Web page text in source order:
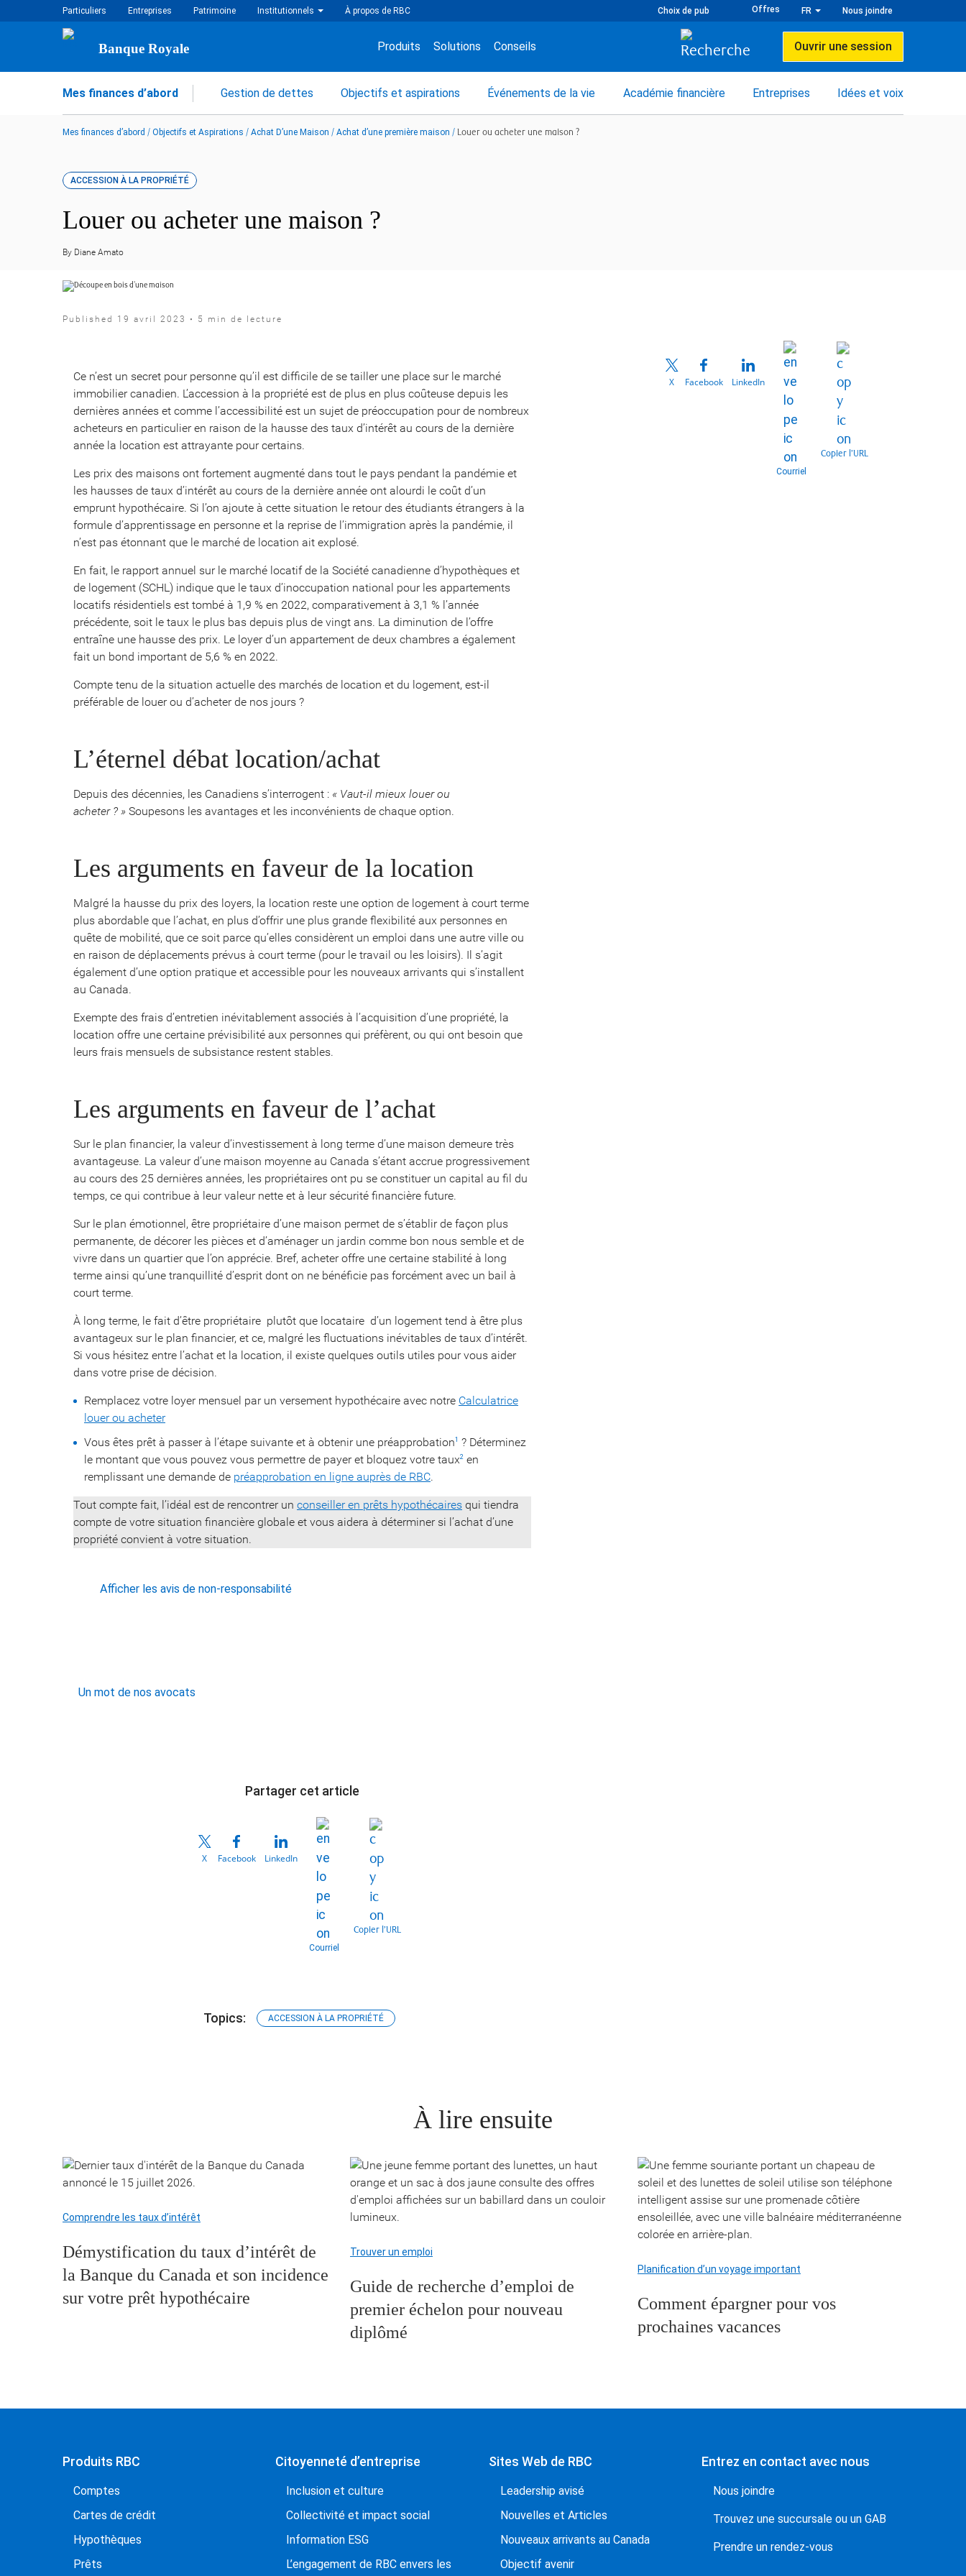
Particuliers Entreprises Patrimoine Institutionnels À propos de RBC Choix de pub Offres FR Nous joindre
Banque Royale Produits Solutions Conseils Ouvrir une session
Mes finances d’abord Gestion de dettes Objectifs et aspirations Événements de la vie Académie financière Entreprises Idées et voix
Mes finances d’abord / Objectifs et Aspirations / Achat D’une Maison / Achat d’une première maison / Louer ou acheter une maison ?
ACCESSION À LA PROPRIÉTÉ
Louer ou acheter une maison ?
By Diane Amato
Published 19 avril 2023 • 5 min de lecture
Ce n’est un secret pour personne qu’il est difficile de se tailler une place sur le marché
immobilier canadien. L’accession à la propriété est de plus en plus coûteuse depuis les
dernières années et comme l’accessibilité est un sujet de préoccupation pour de nombreux
acheteurs en particulier en raison de la hausse des taux d’intérêt au cours de la dernière
année la location est attrayante pour certains.
Les prix des maisons ont fortement augmenté dans tout le pays pendant la pandémie et
les hausses de taux d’intérêt au cours de la dernière année ont alourdi le coût d’un
emprunt hypothécaire. Si l’on ajoute à cette situation le retour des étudiants étrangers à la
formule d’apprentissage en personne et la reprise de l’immigration après la pandémie, il
n’est pas étonnant que le marché de location ait explosé.
En fait, le rapport annuel sur le marché locatif de la Société canadienne d’hypothèques et
de logement (SCHL) indique que le taux d’inoccupation national pour les appartements
locatifs résidentiels est tombé à 1,9 % en 2022, comparativement à 3,1 % l’année
précédente, soit le taux le plus bas depuis plus de vingt ans. La diminution de l’offre
entraîne une hausse des prix. Le loyer d’un appartement de deux chambres a également
fait un bond important de 5,6 % en 2022.
Compte tenu de la situation actuelle des marchés de location et du logement, est-il
préférable de louer ou d’acheter de nos jours ?
L’éternel débat location/achat
Depuis des décennies, les Canadiens s’interrogent : « Vaut-il mieux louer ou
acheter ? » Soupesons les avantages et les inconvénients de chaque option.
Les arguments en faveur de la location
Malgré la hausse du prix des loyers, la location reste une option de logement à court terme
plus abordable que l’achat, en plus d’offrir une plus grande flexibilité aux personnes en
quête de mobilité, que ce soit parce qu’elles considèrent un emploi dans une autre ville ou
en raison de déplacements prévus à court terme (pour le travail ou les loisirs). Il s’agit
également d’une option pratique et accessible pour les nouveaux arrivants qui s’installent
au Canada.
Exempte des frais d’entretien inévitablement associés à l’acquisition d’une propriété, la
location offre une certaine prévisibilité aux personnes qui préfèrent, ou qui ont besoin que
leurs frais mensuels de subsistance restent stables.
Les arguments en faveur de l’achat
Sur le plan financier, la valeur d’investissement à long terme d’une maison demeure très
avantageuse. La valeur d’une maison moyenne au Canada s’étant accrue progressivement
au cours des 25 dernières années, les propriétaires ont pu se constituer un capital au fil du
temps, ce qui contribue à leur valeur nette et à leur sécurité financière future.
Sur le plan émotionnel, être propriétaire d’une maison permet de s’établir de façon plus
permanente, de décorer les pièces et d’aménager un jardin comme bon nous semble et de
vivre dans un quartier que l’on apprécie. Bref, acheter offre une certaine stabilité à long
terme ainsi qu’une tranquillité d’esprit dont on ne bénéficie pas forcément avec un bail à
court terme.
À long terme, le fait d’être propriétaire  plutôt que locataire  d’un logement tend à être plus
avantageux sur le plan financier, et ce, malgré les fluctuations inévitables de taux d’intérêt.
Si vous hésitez entre l’achat et la location, il existe quelques outils utiles pour vous aider
dans votre prise de décision.
Remplacez votre loyer mensuel par un versement hypothécaire avec notre Calculatrice
louer ou acheter
Vous êtes prêt à passer à l’étape suivante et à obtenir une préapprobation1
? Déterminez
le montant que vous pouvez vous permettre de payer et bloquez votre taux2 en
remplissant une demande de préapprobation en ligne auprès de RBC.
Tout compte fait, l’idéal est de rencontrer un conseiller en prêts hypothécaires qui tiendra
compte de votre situation financière globale et vous aidera à déterminer si l’achat d’une
propriété convient à votre situation.
Afficher les avis de non-responsabilité
Un mot de nos avocats
Partager cet article
X Facebook LinkedIn
Courriel
Copier l’URL
Topics: ACCESSION À LA PROPRIÉTÉ
X Facebook LinkedIn
Courriel
Copier l’URL
À lire ensuite
Comprendre les taux d’intérêt
Démystification du taux d’intérêt de
la Banque du Canada et son incidence
sur votre prêt hypothécaire
Trouver un emploi
Guide de recherche d’emploi de
premier échelon pour nouveau
diplômé
Planification d’un voyage important
Comment épargner pour vos
prochaines vacances
Produits RBC
Comptes
Cartes de crédit
Hypothèques
Prêts
Citoyenneté d’entreprise
Inclusion et culture
Collectivité et impact social
Information ESG
L’engagement de RBC envers les
Sites Web de RBC
Leadership avisé
Nouvelles et Articles
Nouveaux arrivants au Canada
Objectif avenir
Entrez en contact avec nous
Nous joindre
Trouvez une succursale ou un GAB
Prendre un rendez-vous